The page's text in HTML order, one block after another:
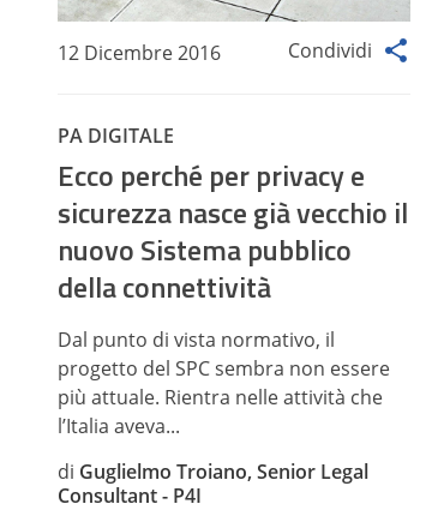
12 Dicembre 2016 Condividi
PA DIGITALE
Ecco perché per privacy e
sicurezza nasce già vecchio il
nuovo Sistema pubblico
della connettività
Dal punto di vista normativo, il
progetto del SPC sembra non essere
più attuale. Rientra nelle attività che
l’Italia aveva...
di Guglielmo Troiano, Senior Legal
Consultant - P4I